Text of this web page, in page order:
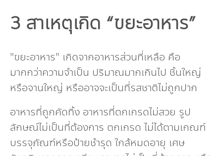
3 สาเหตุเกิด “ขยะอาหาร”
"ขยะอาหาร" เกิดจากอาหารส่วนที่เหลือ คือ
มากกว่าความจำเป็น ปริมาณมากเกินไป ชิ้นใหญ่
หรือจานใหญ่ หรืออาจจะเป็นที่รสชาติไม่ถูกปาก
อาหารที่ถูกคัดทิ้ง อาหารที่ตกเกรดไม่สวย รูป
ลักษณ์ไม่เป็นที่ต้องการ ตกเกรด ไม่ได้ตามเกณฑ์
บรรจุภัณฑ์หรือป้ายชำรุด ใกล้หมดอายุ เศษ